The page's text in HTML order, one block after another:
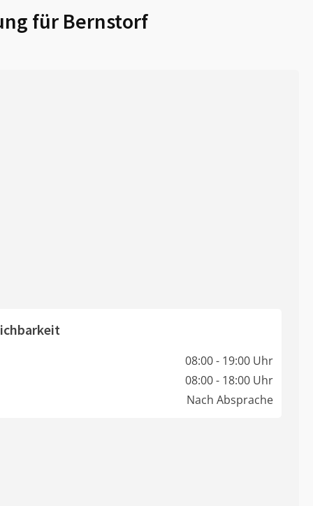
für Bernstorf
08:00 - 19:00 Uhr
08:00 - 18:00 Uhr
Nach Absprache